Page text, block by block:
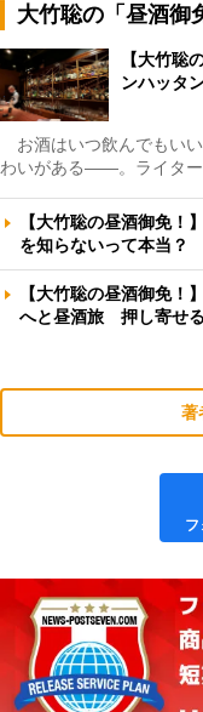
大竹聡の「昼酒御
【大竹聡
ンハッタ
お酒はいつ飲んでもい
わいがある――。ライター
【大竹聡の昼酒御免！
を知らないって本当
【大竹聡の昼酒御免！
へと昼酒旅 押し寄せ
著
フ